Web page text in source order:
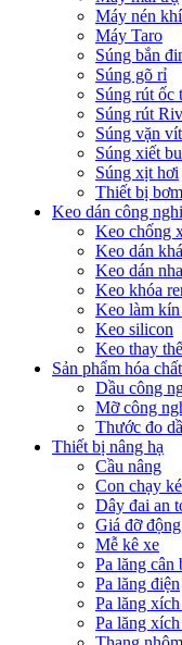
Máy nén khí
Máy Taro
Súng bắn
Súng gõ rỉ
Súng rút ốc
Súng rút
Súng vặn vít
Súng xiết
Súng xịt hơi
Thiết bị
Keo dán công
Keo chống
Keo dán
Keo dán
Keo khóa
Keo làm kín
Keo silicon
Keo thay
Sản phẩm hóa chất
Dầu công
Mỡ công
Thước đo
Thiết bị nâng hạ
Cầu nâng
Con chạy
Dây đai an
Giá đỡ
Mễ kê xe
Pa lăng cân
Pa lăng điện
Pa lăng
Pa lăng